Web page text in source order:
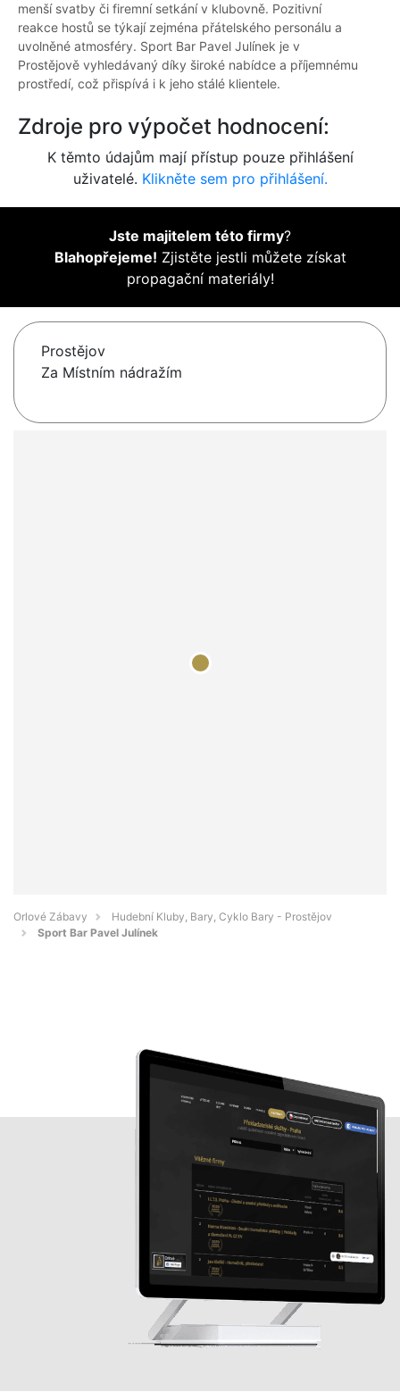
menší svatby či firemní setkání v klubovně. Pozitivní
reakce hostů se týkají zejména přátelského personálu a
uvolněné atmosféry. Sport Bar Pavel Julínek je v
Prostějově vyhledávaný díky široké nabídce a příjemnému
prostředí, což přispívá i k jeho stálé klientele.
Zdroje pro výpočet hodnocení:
K těmto údajům mají přístup pouze přihlášení
uživatelé. Klikněte sem pro přihlášení.
Jste majitelem této firmy?
Blahopřejeme! Zjistěte jestli můžete získat
propagační materiály!
Prostějov
Za Místním nádražím
Orlové Zábavy
Hudební Kluby, Bary, Cyklo Bary - Prostějov
Sport Bar Pavel Julínek